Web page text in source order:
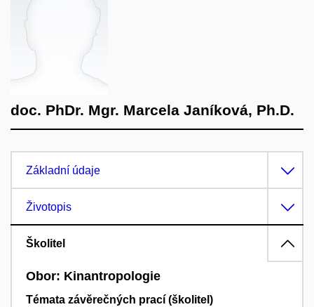
doc. PhDr. Mgr. Marcela Janíková, Ph.D.
Základní údaje
Životopis
Školitel
Obor: Kinantropologie
Témata závěrečných prací (školitel)